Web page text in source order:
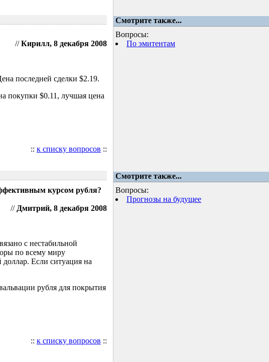
Смотрите также...
//Кирилл, 8 декабря 2008
последней сделки $2.19.
покупки $0.11, лучшая цена
:: к списку вопросов ::
Вопросы:
По эмитентам
Смотрите также...
курсом рубля?
// Дмитрий, 8 декабря 2008
с нестабильной
по всему миру
Если ситуация на
рубля для покрытия
:: к списку вопросов ::
Вопросы:
Прогнозы на будущее